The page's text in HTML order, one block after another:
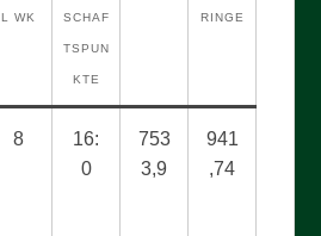
L WK SCHAF
TSPUN
KTE
RINGE
8
16:
0
753
3,9
941
,74